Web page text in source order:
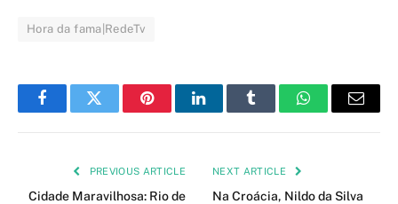
Hora da fama|RedeTv
FacebookTwitter PinterestLinkedInTumblr WhatsAppEmail
PREVIOUS ARTICLE
Cidade Maravilhosa: Rio de
NEXT ARTICLE
Na Croácia, Nildo da Silva